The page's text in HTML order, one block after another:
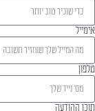
אימייל
טלפון
תוכן ההודעה